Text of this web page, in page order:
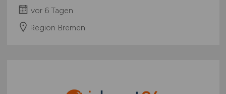
vor 6 Tagen
Region Bremen